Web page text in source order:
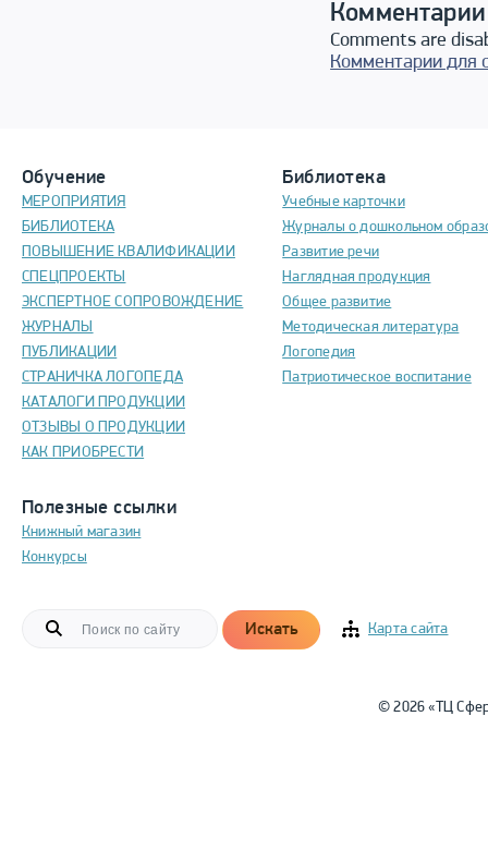
Comments are
Комментарии для
Обучение
МЕРОПРИЯТИЯ
БИБЛИОТЕКА
ПОВЫШЕНИЕ КВАЛИФИКАЦИИ
СПЕЦПРОЕКТЫ
ЭКСПЕРТНОЕ СОПРОВОЖДЕНИЕ
ЖУРНАЛЫ
ПУБЛИКАЦИИ
СТРАНИЧКА ЛОГОПЕДА
КАТАЛОГИ ПРОДУКЦИИ
ОТЗЫВЫ О ПРОДУКЦИИ
КАК ПРИОБРЕСТИ
Полезные ссылки
Книжный магазин
Конкурсы
Библиотека
Учебные карточки
Журналы о дошкольном
Развитие речи
Наглядная продукция
Общее развитие
Методическая литература
Логопедия
Патриотическое воспитание
Искать Карта сайта
© 2026 «ТЦ